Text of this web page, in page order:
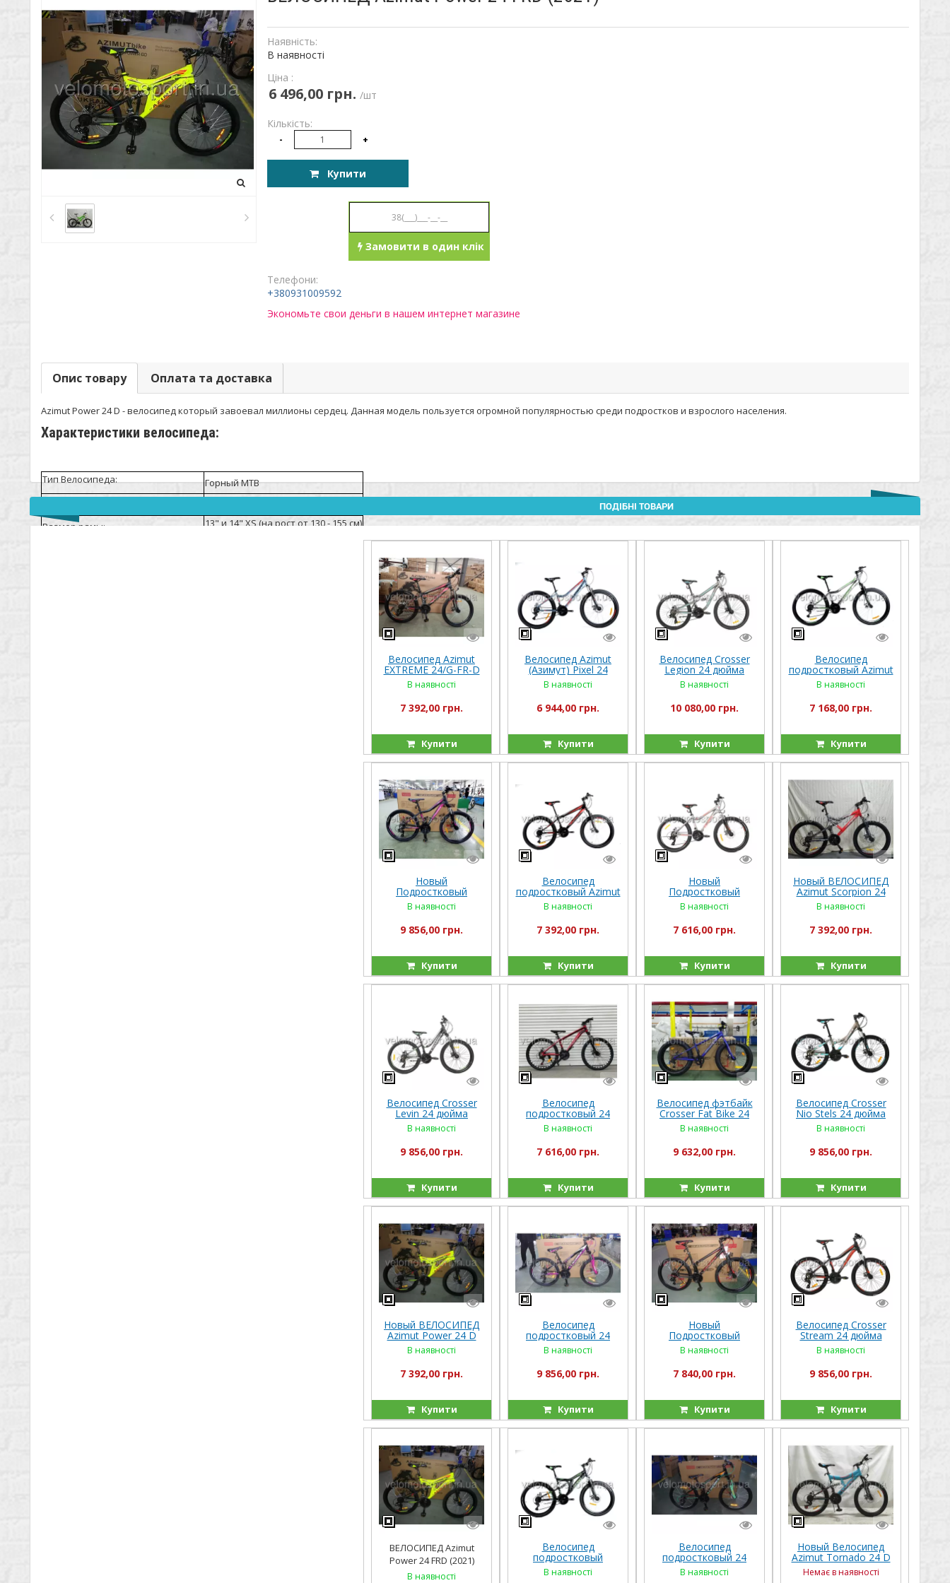
Наявність:
В наявності
Ціна :
6 496,00 грн. /шт
Кількість:
- +
Купити
Замовити в один клік
Телефони:
+380931009592
Экономьте свои деньги в нашем интернет магазине
Опис товару Оплата та доставка
Azimut Power 24 D - велосипед который завоевал миллионы сердец. Данная модель пользуется огромной популярностью среди подростков и взрослого населения.
Характеристики велосипеда:
Тип Велосипеда:
Горный МТВ
Пол:
Размер рамы:
13" и 14" XS (на рост от 130 - 155 см)
ПОДІБНІ ТОВАРИ
Велосипед Azimut
EXTREME 24/G-FR-D
(2019)
В наявності
7 392,00 грн.
Купити
Велосипед Azimut
(Азимут) Pixel 24
дюйма
В наявності
6 944,00 грн.
Купити
Велосипед Crosser
Legion 24 дюйма
(2021)
В наявності
10 080,00 грн.
Купити
Велосипед
подростковый Azimut
Forest 24 дюйма
Shimano
В наявності
7 168,00 грн.
Купити
Новый
Подростковый
велосипед CROSSER
SWEET 24
В наявності
9 856,00 грн.
Купити
Велосипед
подростковый Azimut
Extreme 24 дюйма
(2021) Shimano
В наявності
7 392,00 грн.
Купити
Новый
Подростковый
велосипед Crosser
TRINITY 24
В наявності
7 616,00 грн.
Купити
Новый ВЕЛОСИПЕД
Azimut Scorpion 24
GD
В наявності
7 392,00 грн.
Купити
Велосипед Crosser
Levin 24 дюйма
В наявності
9 856,00 грн.
Купити
Велосипед
подростковый 24
дюйма Top Rider(Топ
Райдер) "680"
(ORIGINAL SHIMANO)
В наявності
7 616,00 грн.
Купити
Велосипед фэтбайк
Crosser Fat Bike 24
дюйма
В наявності
9 632,00 грн.
Купити
Велосипед Crosser
Nio Stels 24 дюйма
(2019)
В наявності
9 856,00 грн.
Купити
Новый ВЕЛОСИПЕД
Azimut Power 24 D
В наявності
7 392,00 грн.
Купити
Велосипед
подростковый 24
дюйма Crosser Girl
XC-100
В наявності
9 856,00 грн.
Купити
Новый
Подростковый
велосипед Crosser
INFINITY 24
В наявності
7 840,00 грн.
Купити
Велосипед Crosser
Stream 24 дюйма
В наявності
9 856,00 грн.
Купити
ВЕЛОСИПЕД Azimut
Power 24 FRD (2021)
В наявності
Велосипед
подростковый
AZIMUT
BLACKMOUNT 24 D
В наявності
Велосипед
подростковый 24
дюйма Crosser Boy
XC 200
В наявності
Новый Велосипед
Azimut Tornado 24 D
(2019)
Немає в наявності